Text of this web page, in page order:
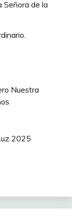
Señora de la
Nuestra
2025